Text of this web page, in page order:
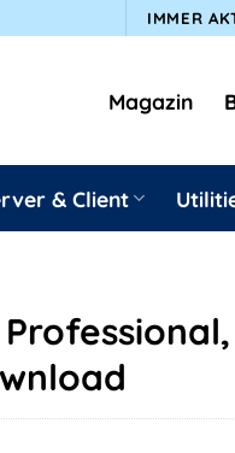
IMMER
Magazin
& Client